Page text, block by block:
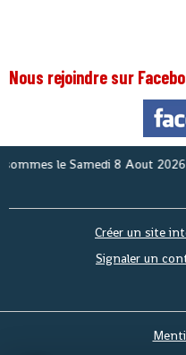
Nous rejoindre sur
leSamedi 8 Aout 2026.
Créer un site
Signaler un